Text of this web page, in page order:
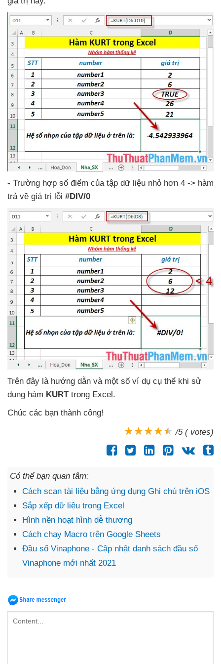
- Trường hợp số điểm của tập dữ liệu nhỏ hơn 4 -> hàm
trả về giá trị lỗi #DIV/0
Trên đây là hướng dẫn và một số ví dụ cụ thể khi sử
dụng hàm KURT trong Excel.
Chúc các bạn thành công!
/5 ( votes)
Có thể bạn quan tâm:
Cách scan tài liệu bằng ứng dụng Ghi chú trên iOS
Sắp xếp dữ liệu trong Excel
Hình nền hoạt hình dễ thương
Cách chạy Macro trên Google Sheets
Đầu số Vinaphone - Cập nhật danh sách đầu số
Vinaphone mới nhất 2021